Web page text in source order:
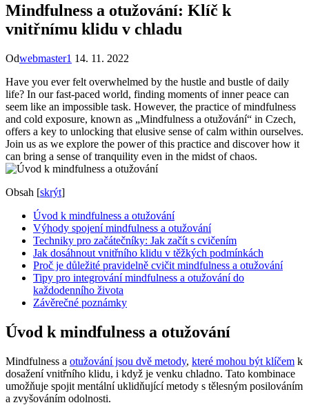
Mindfulness a otužování: Klíč k
vnitřnímu klidu v chladu
Odwebmaster1 14. 11. 2022
Have you ever felt overwhelmed by the hustle and bustle of daily
life? In our fast-paced world, finding moments of inner peace can
seem like an impossible task. However, the practice of mindfulness
and cold exposure, known as „Mindfulness a otužování“ in Czech,
offers a key to unlocking that elusive sense of calm within ourselves.
Join us as we explore the power of this practice and discover how it
can bring a sense of tranquility even in the midst of chaos.
Obsah [skrýt]
Úvod k mindfulness a otužování
Výhody spojení mindfulness a otužování
Techniky pro začátečníky: Jak začít s cvičením
Jak dosáhnout vnitřního klidu v těžkých podmínkách
Proč je důležité pravidelně cvičit mindfulness a otužování
Tipy pro integrování mindfulness a otužování do
každodenního života
Závěrečné poznámky
Úvod k mindfulness a otužování
Mindfulness a otužování jsou dvě metody, které mohou být klíčem k
dosažení vnitřního klidu, i když je venku chladno. Tato kombinace
umožňuje spojit mentální uklidňující metody s tělesným posilováním
a zvyšováním odolnosti.